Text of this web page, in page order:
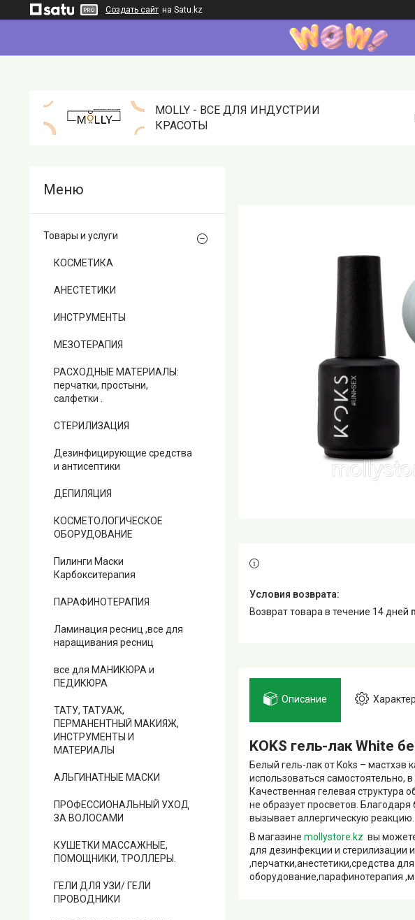
Создать сайт на Satu.kz
MOLLY - ВСЕ ДЛЯ ИНДУСТРИИ
КРАСОТЫ
возврат товара в течение 14 дней
Описание
KOKS гель-лак White
Белый гель-лак от Koks –
использоваться самостоятельно,
Качественная гелевая структура
не образует просветов.
вызывает аллергическую реакцию.
В магазине mollystore.kz вы
для дезинфекции и стерилизации
,перчатки,анестетики,средства
оборудование,парафинотерапия
Товары и услуги
КОСМЕТИКА
АНЕСТЕТИКИ
ИНСТРУМЕНТЫ
МЕЗОТЕРАПИЯ
РАСХОДНЫЕ МАТЕРИАЛЫ:
перчатки, простыни,
салфетки .
СТЕРИЛИЗАЦИЯ
Дезинфицирующие средства
и антисептики
ДЕПИЛЯЦИЯ
КОСМЕТОЛОГИЧЕСКОЕ
ОБОРУДОВАНИЕ
Пилинги Маски
Карбокситерапия
ПАРАФИНОТЕРАПИЯ
Ламинация ресниц ,все для
наращивания ресниц
все для МАНИКЮРА и
ПЕДИКЮРА
ТАТУ, ТАТУАЖ,
ПЕРМАНЕНТНЫЙ МАКИЯЖ,
ИНСТРУМЕНТЫ И
МАТЕРИАЛЫ
АЛЬГИНАТНЫЕ МАСКИ
ПРОФЕССИОНАЛЬНЫЙ УХОД
ЗА ВОЛОСАМИ
КУШЕТКИ МАССАЖНЫЕ,
ПОМОЩНИКИ, ТРОЛЛЕРЫ.
ГЕЛИ ДЛЯ УЗИ/ ГЕЛИ
ПРОВОДНИКИ